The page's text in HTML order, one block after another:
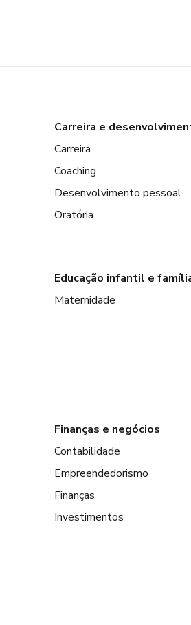
Carreira e
Carreira
Coaching
Desenvolvimento pessoal
Oratória
Educação infantil e
Maternidade
Finanças e negócios
Contabilidade
Empreendedorismo
Finanças
Investimentos